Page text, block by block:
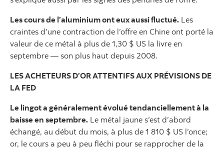
Les cours de l’aluminium ont eux aussi fluctué. Les
craintes d’une contraction de l’offre en Chine ont porté la
valeur de ce métal à plus de 1,30 $ US la livre en
septembre — son plus haut depuis 2008.
LES ACHETEURS D’OR ATTENTIFS AUX PRÉVISIONS DE
LA FED
Le lingot a généralement évolué tendanciellement à la
baisse en septembre. Le métal jaune s’est d’abord
échangé, au début du mois, à plus de 1 810 $ US l’once;
or, le cours a peu à peu fléchi pour se rapprocher de la